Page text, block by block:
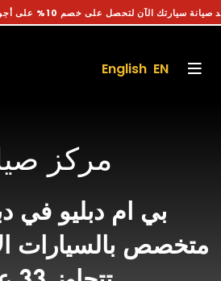
احجز موعد صيانة سيارتك الآن لتحصل على خصم 10% على أجور اليد العاملة
English EN
مركز
بي ام دبليو في
متخصص بالسيارات
تتجاوز 33 عامًا